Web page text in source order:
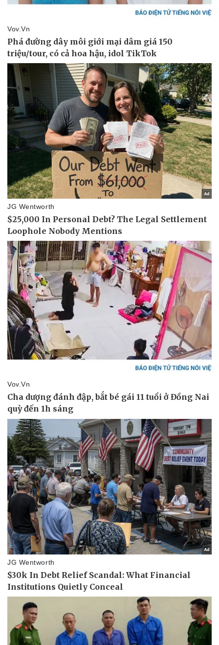
Doanh nghiệp
Thông tin doanh nghiệp
Doanh nghiệp 24h
Doanh nhân
Vì cộng đồng
Công nghệ
Sành điệu
Tin Công nghệ
Trải nghiệm
Chuyển đổi số
Sức khỏe
Dinh dưỡng - món ngon
Cây thuốc
Sản phụ khoa
Nhi khoa
Nam khoa
Làm đẹp - giảm cân
Phòng mạch online
Ăn sạch sống khỏe
Đời sống
Nhà đẹp
Blog
Tình yêu - Gia đình